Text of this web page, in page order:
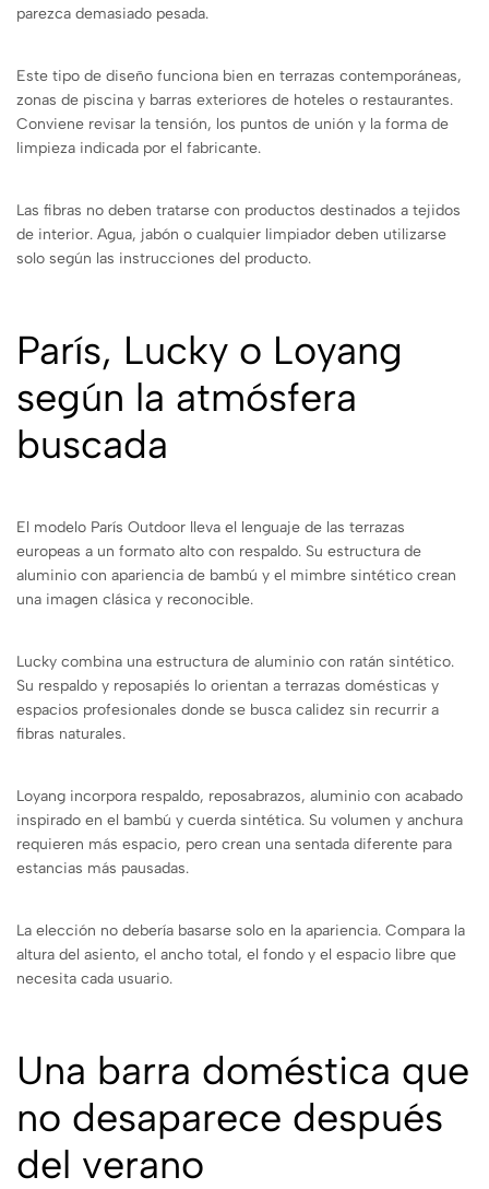
parezca demasiado pesada.
Este tipo de diseño funciona bien en terrazas contemporáneas,
zonas de piscina y barras exteriores de hoteles o restaurantes.
Conviene revisar la tensión, los puntos de unión y la forma de
limpieza indicada por el fabricante.
Las fibras no deben tratarse con productos destinados a tejidos
de interior. Agua, jabón o cualquier limpiador deben utilizarse
solo según las instrucciones del producto.
París, Lucky o Loyang
según la atmósfera
buscada
El modelo París Outdoor lleva el lenguaje de las terrazas
europeas a un formato alto con respaldo. Su estructura de
aluminio con apariencia de bambú y el mimbre sintético crean
una imagen clásica y reconocible.
Lucky combina una estructura de aluminio con ratán sintético.
Su respaldo y reposapiés lo orientan a terrazas domésticas y
espacios profesionales donde se busca calidez sin recurrir a
fibras naturales.
Loyang incorpora respaldo, reposabrazos, aluminio con acabado
inspirado en el bambú y cuerda sintética. Su volumen y anchura
requieren más espacio, pero crean una sentada diferente para
estancias más pausadas.
La elección no debería basarse solo en la apariencia. Compara la
altura del asiento, el ancho total, el fondo y el espacio libre que
necesita cada usuario.
Una barra doméstica que
no desaparece después
del verano